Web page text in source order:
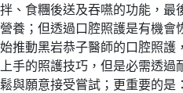
拌、食糰後送及吞嚥的功能，最
營養；但透過口腔照護是有機會
始推動黑岩恭子醫師的口腔照護
上手的照護技巧，但是必需透
鬆與願意接受嘗試；更重要的是